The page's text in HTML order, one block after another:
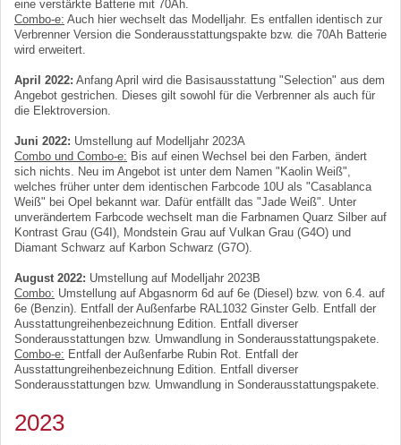
eine verstärkte Batterie mit 70Ah.
Combo-e: Auch hier wechselt das Modelljahr. Es entfallen identisch zur
Verbrenner Version die Sonderausstattungspakte bzw. die 70Ah Batterie
wird erweitert.
April 2022: Anfang April wird die Basisausstattung "Selection" aus dem
Angebot gestrichen. Dieses gilt sowohl für die Verbrenner als auch für
die Elektroversion.
Juni 2022: Umstellung auf Modelljahr 2023A
Combo und Combo-e: Bis auf einen Wechsel bei den Farben, ändert
sich nichts. Neu im Angebot ist unter dem Namen "Kaolin Weiß",
welches früher unter dem identischen Farbcode 10U als "Casablanca
Weiß" bei Opel bekannt war. Dafür entfällt das "Jade Weiß". Unter
unverändertem Farbcode wechselt man die Farbnamen Quarz Silber auf
Kontrast Grau (G4I), Mondstein Grau auf Vulkan Grau (G4O) und
Diamant Schwarz auf Karbon Schwarz (G7O).
August 2022: Umstellung auf Modelljahr 2023B
Combo: Umstellung auf Abgasnorm 6d auf 6e (Diesel) bzw. von 6.4. auf
6e (Benzin). Entfall der Außenfarbe RAL1032 Ginster Gelb. Entfall der
Ausstattungreihenbezeichnung Edition. Entfall diverser
Sonderausstattungen bzw. Umwandlung in Sonderausstattungspakete.
Combo-e: Entfall der Außenfarbe Rubin Rot. Entfall der
Ausstattungreihenbezeichnung Edition. Entfall diverser
Sonderausstattungen bzw. Umwandlung in Sonderausstattungspakete.
2023